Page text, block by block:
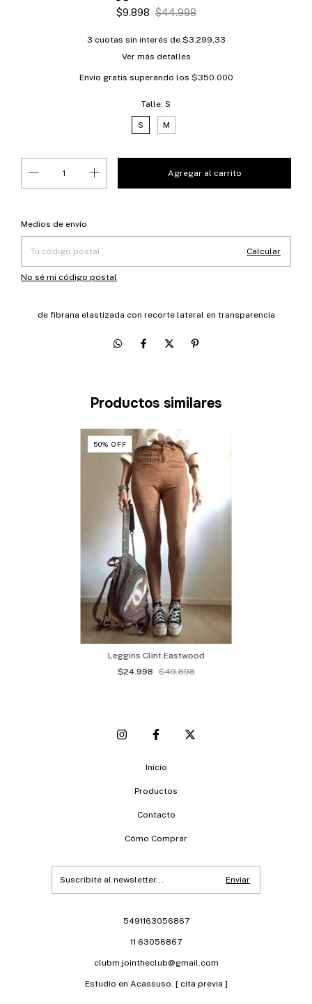
$9.898 $44.998
3 cuotas sin interés de $3.299,33
Ver más detalles
Envío gratis superando los $350.000
Talle: S
S M
Entregas para el CP:
Medios de envío
Calcular
No sé mi código postal
de fibrana elastizada con recorte lateral en transparencia
Productos similares
50% OFF
Leggins Clint Eastwood
$24.998
$49.898
Inicio
Productos
Contacto
Cómo Comprar
5491163056867
11 63056867
clubm.jointheclub@gmail.com
Estudio en Acassuso. [ cita previa ]